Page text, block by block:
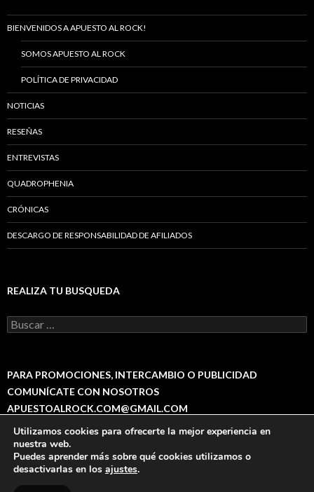
BIENVENIDOS A APUESTO AL ROCK!
SOMOS APUESTO AL ROCK
POLÍTICA DE PRIVACIDAD
NOTICIAS
RESEÑAS
ENTREVISTAS
QUADROPHENIA
CRÓNICAS
DESCARGO DE RESPONSABILIDAD DE AFILIADOS
REALIZA TU BUSQUEDA
B
u
a
:
PARA PROMOCIONES, INTERCAMBIO O PUBLICIDAD
COMUNÍCATE CON NOSOTROS
APUESTOALROCK.COM@GMAIL.COM
Política de Privacidad Funciona gracias a WordPress
Utilizamos cookies para ofrecerte la mejor experiencia en
nuestra web.
Puedes aprender más sobre qué cookies utilizamos o
desactivarlas en los ajustes.